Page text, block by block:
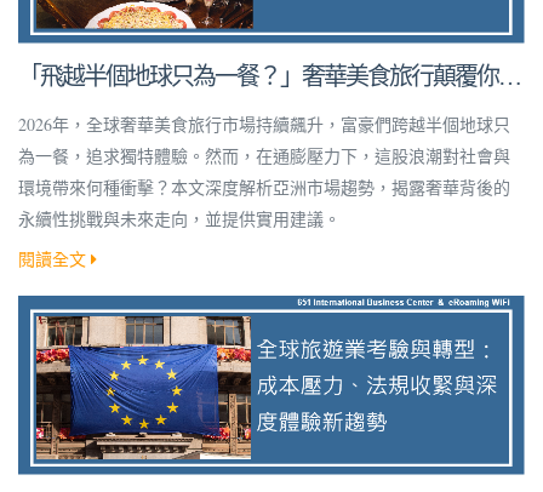
「飛越半個地球只為一餐？」奢華美食旅行顛覆你的
想像！
2026年，全球奢華美食旅行市場持續飆升，富豪們跨越半個地球只
為一餐，追求獨特體驗。然而，在通膨壓力下，這股浪潮對社會與
環境帶來何種衝擊？本文深度解析亞洲市場趨勢，揭露奢華背後的
永續性挑戰與未來走向，並提供實用建議。
閱讀全文